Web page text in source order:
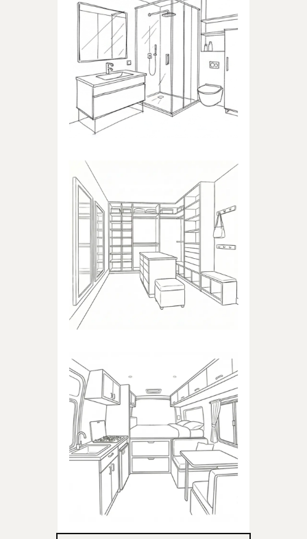
ŁAZIENKA
Produkty dedykowane do
łazienki
GARDEROBA
Produkty dedykowane do
garderoby
KAMPER
Produkty dedykowane do
kampera